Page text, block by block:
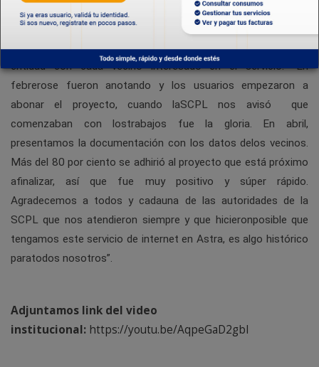
resultados nosponen muy felices”.
Asimismo, la referente vecinal recordó que setrabajó desde la
entidad con cada vecino interesado en el servicio. “En
febrerose fueron anotando y los usuarios empezaron a
abonar el proyecto, cuando laSCPL nos avisó que
comenzaban con lostrabajos fue la gloria. En abril,
presentamos la documentación con los datos delos vecinos.
Más del 80 por ciento se adhirió al proyecto que está próximo
afinalizar, así que fue muy positivo y súper rápido.
Agradecemos a todos y cadauna de las autoridades de la
SCPL que nos atendieron siempre y que hicieronposible que
tengamos este servicio de internet en Astra, es algo histórico
paratodos nosotros”.
Adjuntamos link del video
institucional: https://youtu.be/AqpeGaD2gbI